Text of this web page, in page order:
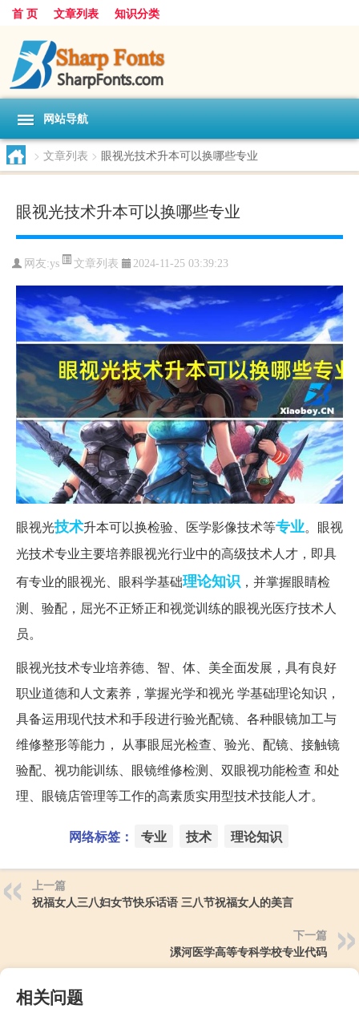
首 页 文章列表 知识分类
网站导航
> 文章列表 > 眼视光技术升本可以换哪些专业
眼视光技术升本可以换哪些专业
网友:ys 文章列表 2024-11-25 03:39:23
眼视光技术升本可以换检验、医学影像技术等专业。眼视
光技术专业主要培养眼视光行业中的高级技术人才，即具
有专业的眼视光、眼科学基础理论知识 ，并掌握眼睛检
测、验配，屈光不正矫正和视觉训练的眼视光医疗技术人
员。
眼视光技术专业培养德、智、体、美全面发展，具有良好
职业道德和人文素养，掌握光学和视光 学基础理论知识，
具备运用现代技术和手段进行验光配镜、各种眼镜加工与
维修整形等能力， 从事眼屈光检查、验光、配镜、接触镜
验配、视功能训练、眼镜维修检测、双眼视功能检查 和处
理、眼镜店管理等工作的高素质实用型技术技能人才。
网络标签： 专业 技术 理论知识
上一篇
祝福女人三八妇女节快乐话语 三八节祝福女人的美言
下一篇
漯河医学高等专科学校专业代码
相关问题